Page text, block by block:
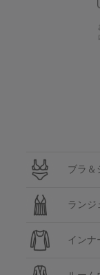
ブラ＆
ランジ
インナ